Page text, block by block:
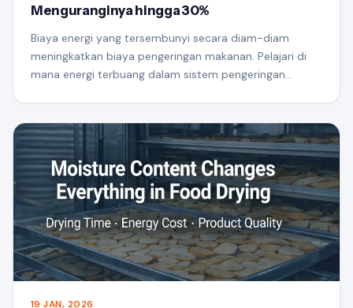
Menguranginya hingga 30%
Biaya energi yang tersembunyi secara diam-diam
meningkatkan biaya pengeringan makanan. Pelajari di
mana energi terbuang dalam sistem pengeringan
yang lebih cerdas.
19 JAN, 2026